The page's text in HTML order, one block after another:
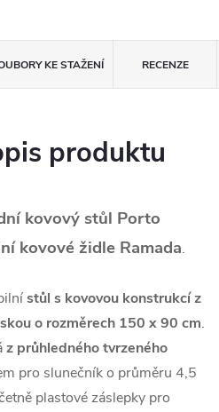
KE STAŽENÍ RECENZE
produktu
kovový stůl Porto
kovové židle Ramada.
stůl s kovovou konstrukcí z
o rozměrech 150 x 90 cm.
z průhledného tvrzeného
pro slunečník o průměru 4,5
plastové záslepky pro